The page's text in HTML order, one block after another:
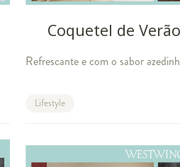
Coquetel de
Refrescante e com o sabor
Lifestyle